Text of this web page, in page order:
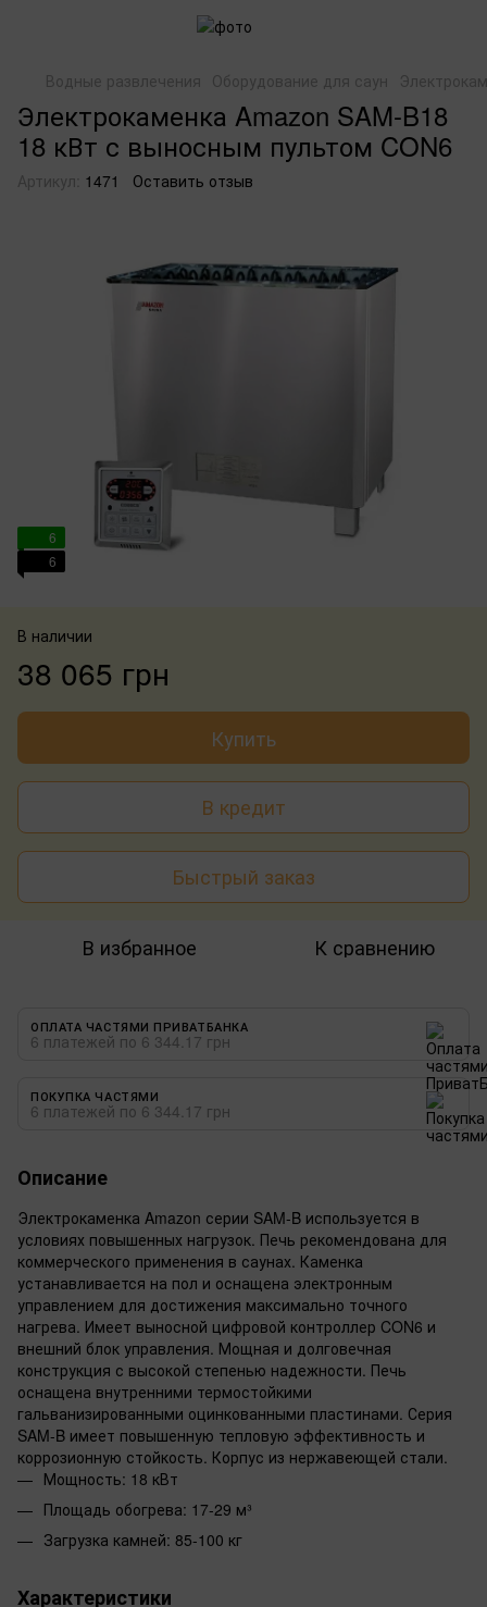
Водные развлечения Оборудование для саун
Электрокаменка Amazon SAM-B18
18 кВт с выносным пультом CON6
Артикул: 1471 Оставить отзыв
6
6
В наличии
38 065 грн
Купить
В кредит
Быстрый заказ
В избранное К сравнению
ОПЛАТА ЧАСТЯМИ ПРИВАТБАНКА
6 платежей по 6 344.17 грн
ПОКУПКА ЧАСТЯМИ
6 платежей по 6 344.17 грн
Описание
Электрокаменка Amazon серии SAM-B используется в
условиях повышенных нагрузок. Печь рекомендована для
коммерческого применения в саунах. Каменка
устанавливается на пол и оснащена электронным
управлением для достижения максимально точного
нагрева. Имеет выносной цифровой контроллер CON6 и
внешний блок управления. Мощная и долговечная
конструкция с высокой степенью надежности. Печь
оснащена внутренними термостойкими
гальванизированными оцинкованными пластинами. Серия
SAM-B имеет повышенную тепловую эффективность и
коррозионную стойкость. Корпус из нержавеющей стали.
Мощность: 18 кВт
Площадь обогрева: 17-29 м³
Загрузка камней: 85-100 кг
Характеристики